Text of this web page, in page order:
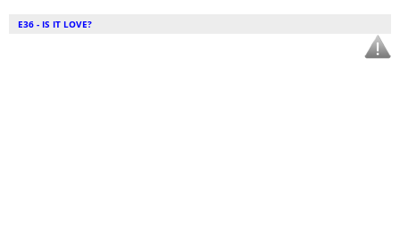
E36 - IS IT LOVE?